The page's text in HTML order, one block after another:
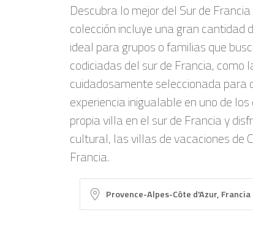
Descubra lo mejor del Sur de
colección incluye una gran
ideal para grupos o familias que
codiciadas del sur de Francia, como
cuidadosamente seleccionada para
experiencia inigualable en uno de
propia villa en el sur de Francia y
cultural, las villas de vacaciones de
Francia.